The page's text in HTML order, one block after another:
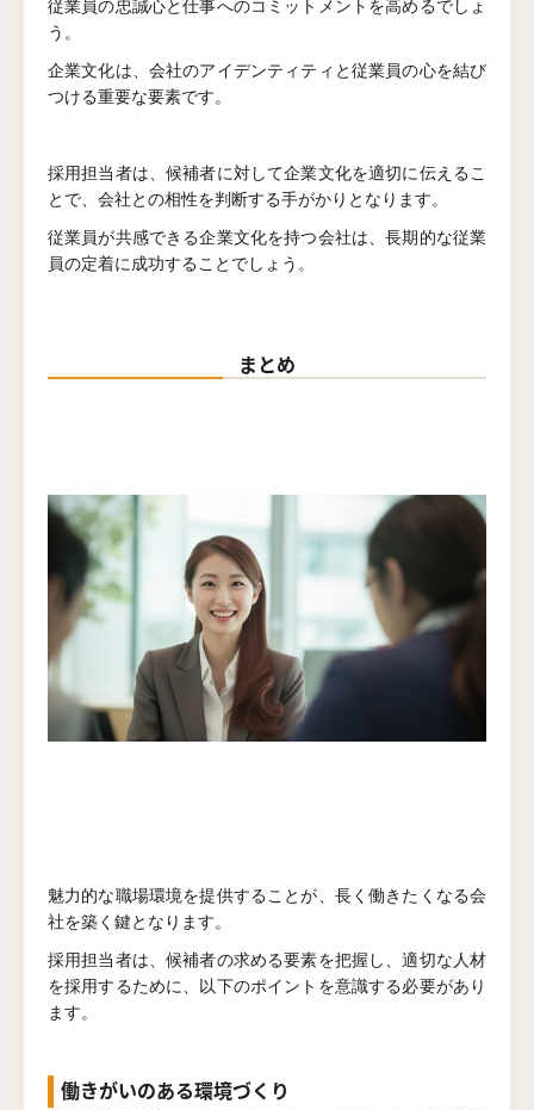
従業員の忠誠心と仕事へのコミットメントを高めるでしょ
う。
企業文化は、会社のアイデンティティと従業員の心を結び
つける重要な要素です。
採用担当者は、候補者に対して企業文化を適切に伝えるこ
とで、会社との相性を判断する手がかりとなります。
従業員が共感できる企業文化を持つ会社は、長期的な従業
員の定着に成功することでしょう。
まとめ
魅力的な職場環境を提供することが、長く働きたくなる会
社を築く鍵となります。
採用担当者は、候補者の求める要素を把握し、適切な人材
を採用するために、以下のポイントを意識する必要があり
ます。
働きがいのある環境づくり